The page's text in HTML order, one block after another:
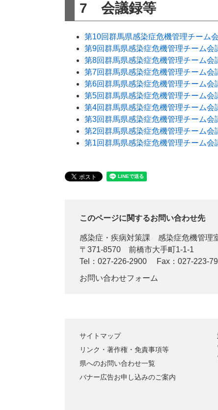
7 会議録等
第10回群馬県感染症危機管理チーム
第9回群馬県感染症危機管理チーム会
第8回群馬県感染症危機管理チーム会
第7回群馬県感染症危機管理チーム会
第6回群馬県感染症危機管理チーム会
第5回群馬県感染症危機管理チーム会
第4回群馬県感染症危機管理チーム会
第3回群馬県感染症危機管理チーム会
第2回群馬県感染症危機管理チーム会
第1回群馬県感染症危機管理チーム会
このページに関するお問い合わせ先
感染症・疾病対策課
感染症危機管
〒371-8570
前橋市大手町1-1-1
Tel：027-226-2900
Fax：027-223-
お問い合わせフォーム
サイトマップ
リンク・著作権・免責事項等
県へのお問い合わせ一覧
バナー広告お申し込みのご案内